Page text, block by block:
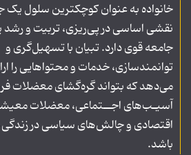
خانواده به عنوان کوچکترین سلول یک
نقشی اساسی در پی‌ریزی، تربیت و
جامعه قوی دارد. تبیان با تسهیل‌گری و
توانمندسازی، خدمات و محتواهایی را
می‌دهد که بتواند گره‌گشای معضلات
آسیـب‌های اجــتماعی، معضلات
اقتصادی و چالش‌های سیاسی در
باشد.